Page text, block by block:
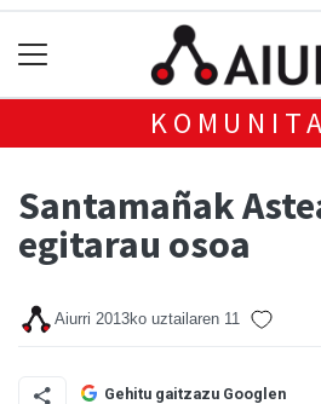
Santamañak
egitarau osoa
Aiurri 2013ko uztailaren 11
Gehitu gaitzazu Googlen